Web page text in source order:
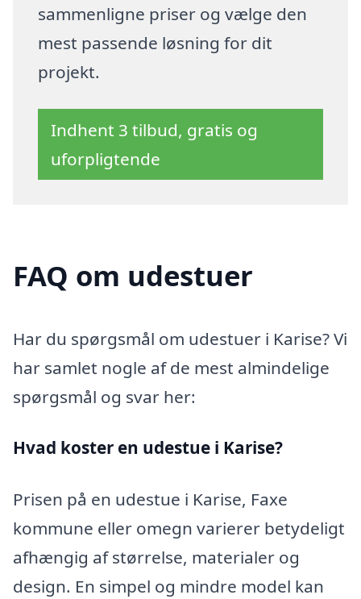
sammenligne priser og vælge den
mest passende løsning for dit
projekt.
Indhent 3 tilbud, gratis og
uforpligtende
FAQ om udestuer
Har du spørgsmål om udestuer i Karise? Vi
har samlet nogle af de mest almindelige
spørgsmål og svar her:
Hvad koster en udestue i Karise?
Prisen på en udestue i Karise, Faxe
kommune eller omegn varierer betydeligt
afhængig af størrelse, materialer og
design. En simpel og mindre model kan